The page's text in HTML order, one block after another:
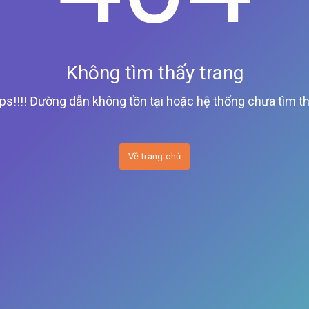
Không tìm thấy trang
Đường dẫn không tồn tại hoặc hệ thống chưa tìm
Về trang chủ